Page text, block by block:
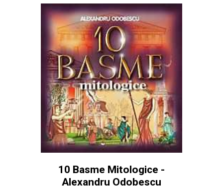
10 Basme Mitologice -
Alexandru Odobescu